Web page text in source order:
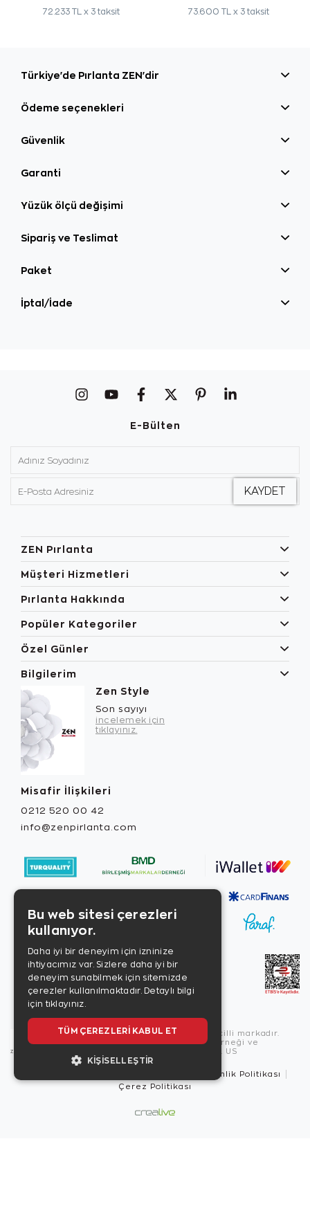
72.233 TL x 3 taksit 73.600 TL x 3 taksit
Türkiye'de Pırlanta ZEN'dir
Ödeme seçenekleri
Güvenlik
Garanti
Yüzük ölçü değişimi
Sipariş ve Teslimat
Paket
İptal/İade
E-Bülten
ZEN Pırlanta
Müşteri Hizmetleri
Pırlanta Hakkında
Popüler Kategoriler
Özel Günler
Bilgilerim
Zen Style
Son sayıyı
incelemek için
tıklayınız.
Misafir İlişkileri
0212 520 00 42
info@zenpirlanta.com
Copyright © 2026, Zen Diamond tescilli markadır.
Zen Diamond Birleşmiş Markalar Derneği ve
Turquality Destek Programı üyesidir. US
Güvenlik Politikası
Çerez Politikası
Bu web sitesi çerezleri
kullanıyor.
Daha iyi bir deneyim için izninize
ihtiyacımız var. Sizlere daha iyi bir
deneyim sunabilmek için sitemizde
çerezler kullanılmaktadır. Detaylı bilgi
için tıklayınız.
TÜM ÇEREZLERI KABUL ET
KIŞISELLEŞTIR